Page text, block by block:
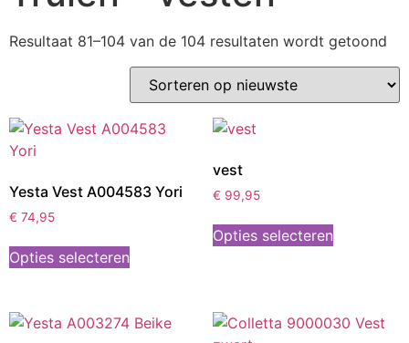
Resultaat 81–104 van de 104 resultaten wordt getoond
Yesta Vest A004583 Yori
€ 74,95
Opties selecteren
vest
€ 99,95
Opties selecteren